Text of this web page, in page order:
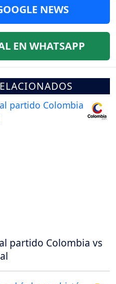
NEWS
EN WHATSAPP
partido Colombia vs